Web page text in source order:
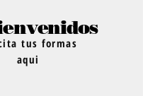
tus formas
aqui